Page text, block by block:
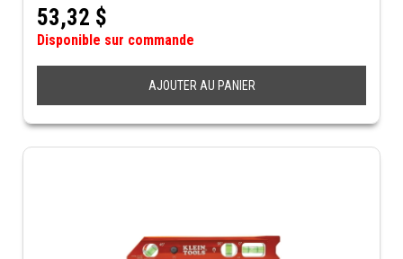
53,32 $
Disponible sur commande
AJOUTER AU PANIER